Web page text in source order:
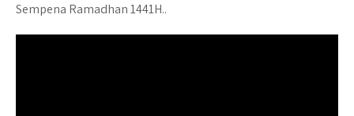
Sempena Ramadhan 1441H..